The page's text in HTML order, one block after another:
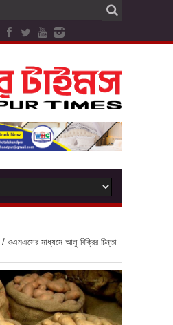
/ ওএমএসের মাধ্যমে আলু বিক্রির চিন্তা